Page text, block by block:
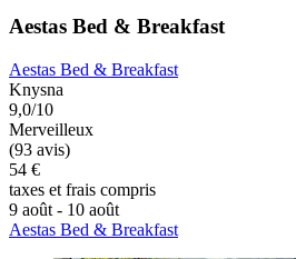
Aestas Bed & Breakfast
Aestas Bed & Breakfast
Knysna
9,0/10
Merveilleux
(93 avis)
54 €
taxes et frais compris
9 août - 10 août
Aestas Bed & Breakfast